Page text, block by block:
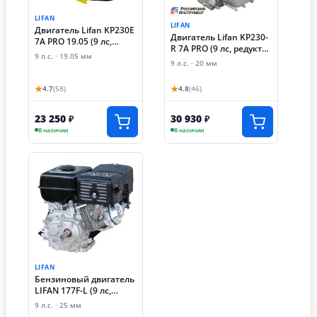
LIFAN
Двигатель Lifan KP230E
7А PRO 19.05 (9 лс,
электростартер,
9 л.с. · 19.05 мм
★4.7(58)
23 250 ₽
В наличии
LIFAN
Двигатель Lifan KP230-
R 7А PRO (9 лс, редуктор
автоматического
7А)
9 л.с. · 20 мм
★4.8(46)
30 930 ₽
В наличии
LIFAN
Бензиновый двигатель
LIFAN 177F-L (9 лс,
редуктор L без
9 л.с. · 25 мм